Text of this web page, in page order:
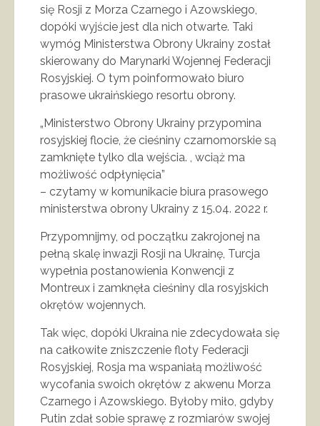
się Rosji z Morza Czarnego i Azowskiego,
dopóki wyjście jest dla nich otwarte. Taki
wymóg Ministerstwa Obrony Ukrainy został
skierowany do Marynarki Wojennej Federacji
Rosyjskiej. O tym poinformowało biuro
prasowe ukraińskiego resortu obrony.
„Ministerstwo Obrony Ukrainy przypomina
rosyjskiej flocie, że cieśniny czarnomorskie są
zamknięte tylko dla wejścia. , wciąż ma
możliwość odpłynięcia”
– czytamy w komunikacie biura prasowego
ministerstwa obrony Ukrainy z 15.04. 2022 r.
Przypomnijmy, od początku zakrojonej na
pełną skalę inwazji Rosji na Ukrainę, Turcja
wypełnia postanowienia Konwencji z
Montreux i zamknęła cieśniny dla rosyjskich
okrętów wojennych.
Tak więc, dopóki Ukraina nie zdecydowała się
na całkowite zniszczenie floty Federacji
Rosyjskiej, Rosja ma wspaniałą możliwość
wycofania swoich okrętów z akwenu Morza
Czarnego i Azowskiego. Byłoby miło, gdyby
Putin zdał sobie sprawę z rozmiarów swojej